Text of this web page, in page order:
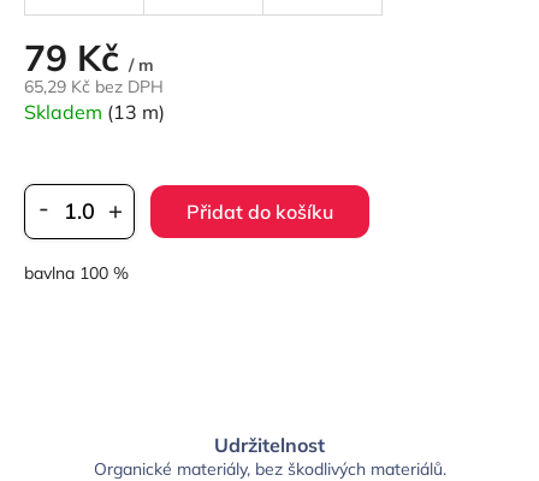
79 Kč / m
65,29 Kč bez DPH
Měrná
cena:
Skladem (13 m)
Přidat do košíku
bavlna 100 %
Udržitelnost
Organické materiály, bez škodlivých materiálů.